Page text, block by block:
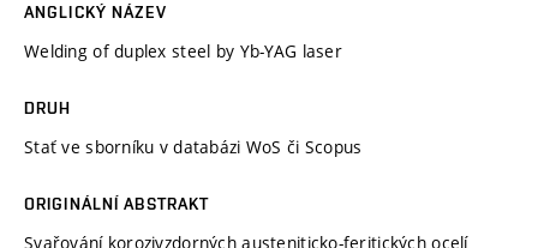
ANGLICKÝ NÁZEV
Welding of duplex steel by Yb-YAG laser
DRUH
Stať ve sborníku v databázi WoS či Scopus
ORIGINÁLNÍ ABSTRAKT
Svařování korozivzdorných austeniticko-feritických ocelí